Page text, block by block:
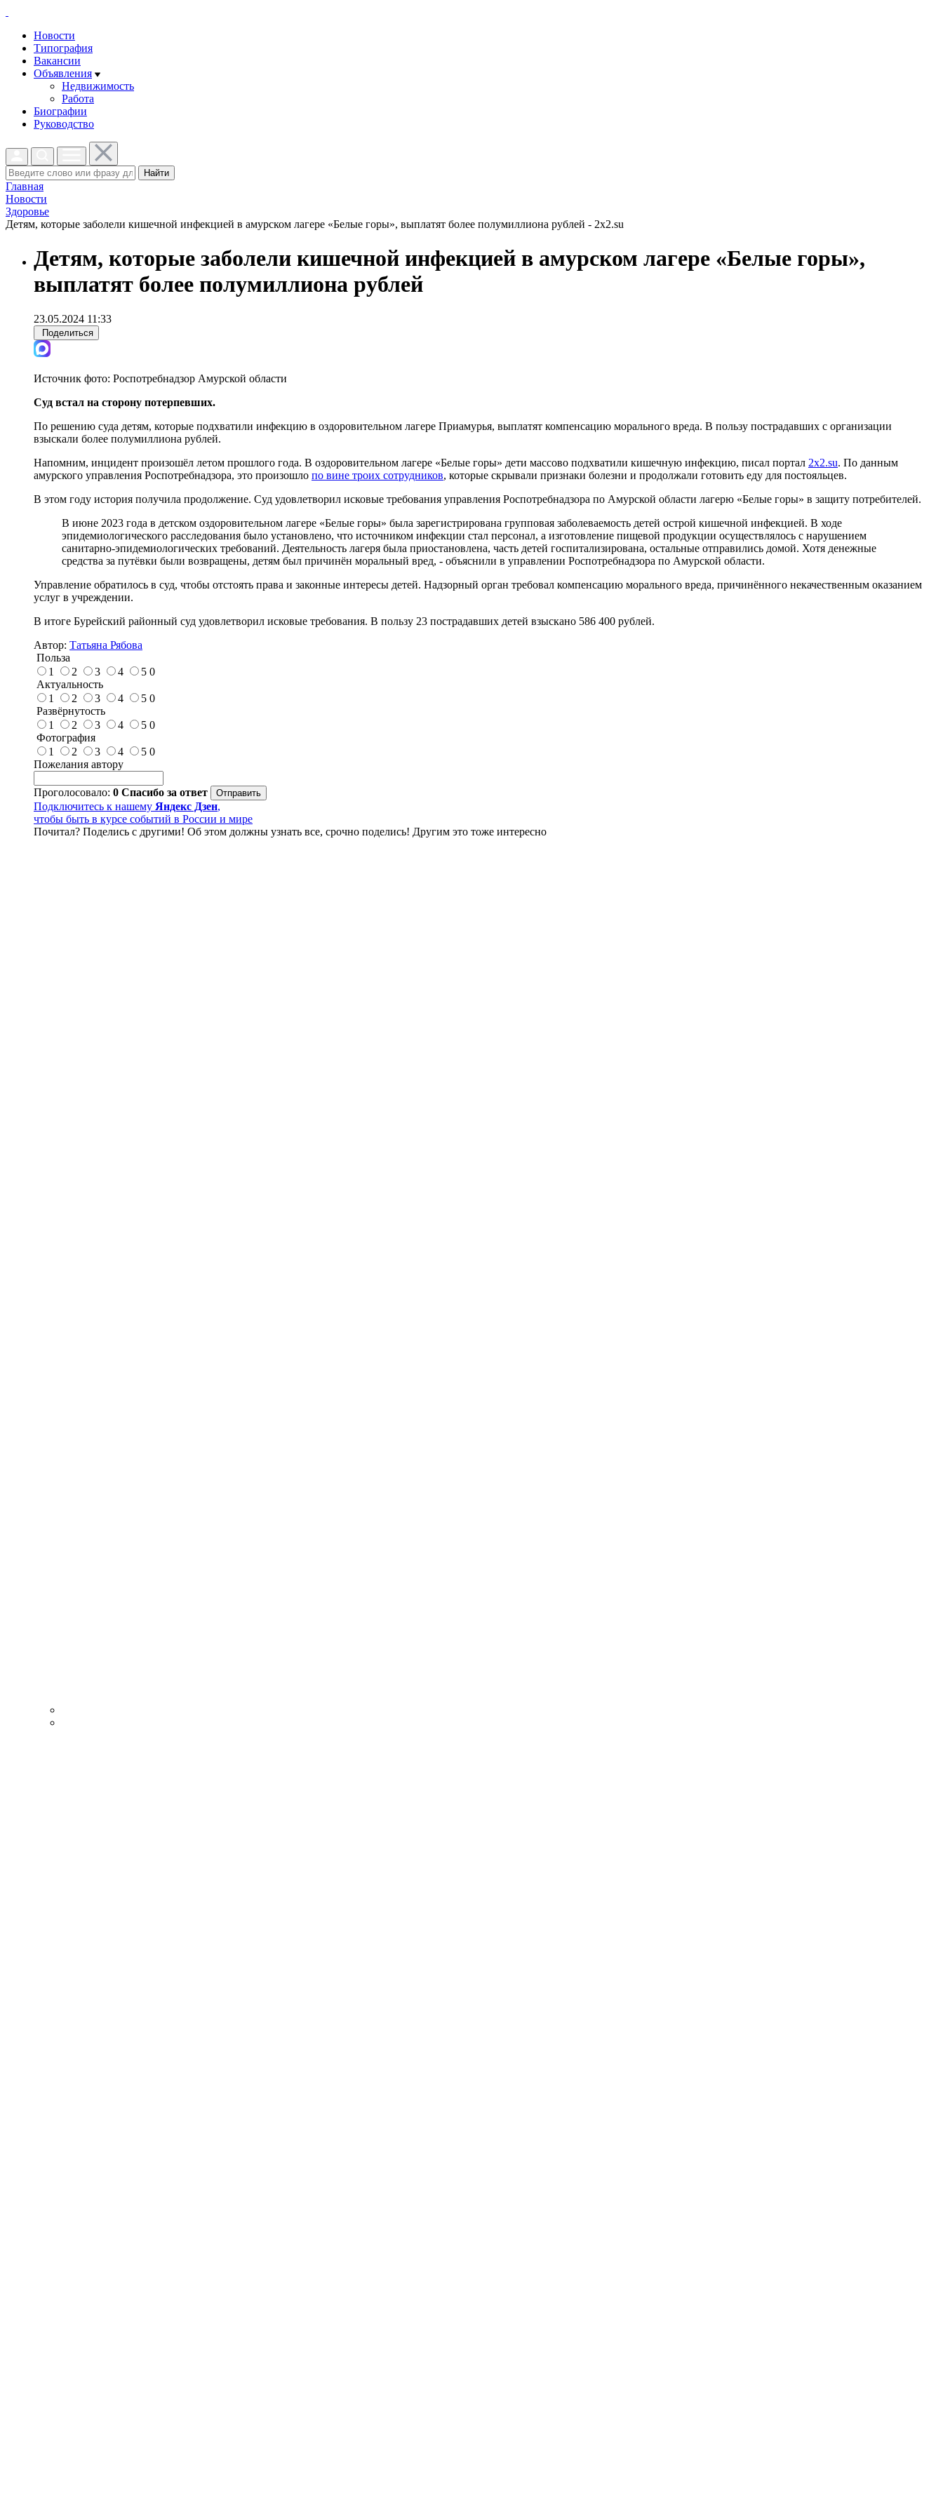
Новости
Типография
Вакансии
Объявления
Недвижимость
Работа
Биографии
Руководство
Найти
Главная
Новости
Здоровье
Детям, которые заболели кишечной инфекцией в амурском лагере «Белые горы», выплатят более полумиллиона рублей - 2x2.su
Детям, которые заболели кишечной инфекцией в амурском лагере «Белые горы»,
выплатят более полумиллиона рублей
23.05.2024 11:33
Поделиться
Источник фото: Роспотребнадзор Амурской области
Суд встал на сторону потерпевших.
По решению суда детям, которые подхватили инфекцию в оздоровительном лагере Приамурья, выплатят компенсацию морального вреда. В пользу пострадавших с организации
взыскали более полумиллиона рублей.
Напомним, инцидент произошёл летом прошлого года. В оздоровительном лагере «Белые горы» дети массово подхватили кишечную инфекцию, писал портал 2x2.su. По данным
амурского управления Роспотребнадзора, это произошло по вине троих сотрудников, которые скрывали признаки болезни и продолжали готовить еду для постояльцев.
В этом году история получила продолжение. Суд удовлетворил исковые требования управления Роспотребнадзора по Амурской области лагерю «Белые горы» в защиту потребителей.
В июне 2023 года в детском оздоровительном лагере «Белые горы» была зарегистрирована групповая заболеваемость детей острой кишечной инфекцией. В ходе
эпидемиологического расследования было установлено, что источником инфекции стал персонал, а изготовление пищевой продукции осуществлялось с нарушением
санитарно-эпидемиологических требований. Деятельность лагеря была приостановлена, часть детей госпитализирована, остальные отправились домой. Хотя денежные
средства за путёвки были возвращены, детям был причинён моральный вред, - объяснили в управлении Роспотребнадзора по Амурской области.
Управление обратилось в суд, чтобы отстоять права и законные интересы детей. Надзорный орган требовал компенсацию морального вреда, причинённого некачественным оказанием
услуг в учреждении.
В итоге Бурейский районный суд удовлетворил исковые требования. В пользу 23 пострадавших детей взыскано 586 400 рублей.
Автор: Татьяна Рябова
Польза
1
2 3 4 5 0
Актуальность
1
2 3 4 5 0
Развёрнутость
1
2 3 4 5 0
Фотография
1
2 3 4 5 0
Пожелания автору
Проголосовало: 0 Спасибо за ответ
Подключитесь к нашему Яндекс Дзен,
чтобы быть в курсе событий в России и мире
Почитал? Поделись с другими! Об этом должны узнать все, срочно поделись! Другим это тоже интересно